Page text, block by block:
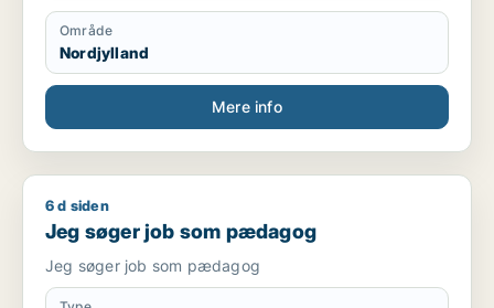
Område
Nordjylland
Mere info
Jeg søger job som pædagog
6 d siden
Jeg søger job som pædagog
Jeg søger job som pædagog